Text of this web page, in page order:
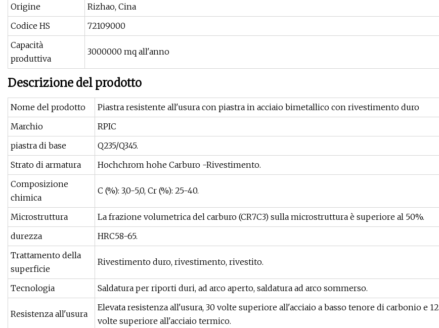
Origine
Rizhao, Cina
Codice HS
72109000
Capacità
produttiva
3000000 mq all'anno
Descrizione del prodotto
Nome del prodotto
Piastra resistente all'usura con piastra in acciaio bimetallico con rivestimento duro
Marchio
RPIC
piastra di base
Q235/Q345.
Strato di armatura
Hochchrom hohe Carburo -Rivestimento.
Composizione
chimica
C (%): 3,0-5,0, Cr (%): 25-40.
Microstruttura
La frazione volumetrica del carburo (CR7C3) sulla microstruttura è superiore al 50%.
durezza
HRC58-65.
Trattamento della
superficie
Rivestimento duro, rivestimento, rivestito.
Tecnologia Saldatura per riporti duri, ad arco aperto, saldatura ad arco sommerso.
Resistenza all'usura
Elevata resistenza all'usura, 30 volte superiore all'acciaio a basso tenore di carbonio e 12
volte superiore all'acciaio termico.